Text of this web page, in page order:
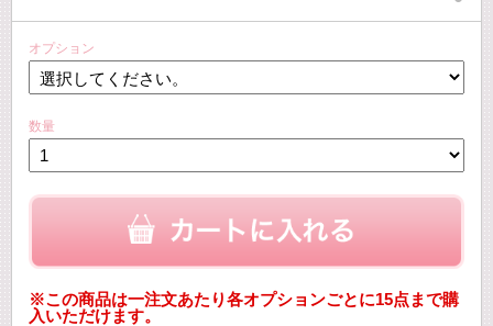
オプション
数量
※この商品は一注文あたり各オプションごとに15点まで購
入いただけます。